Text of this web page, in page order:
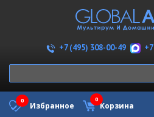
+7 (495) 308-00-49
Избранное
0
Корзина
0